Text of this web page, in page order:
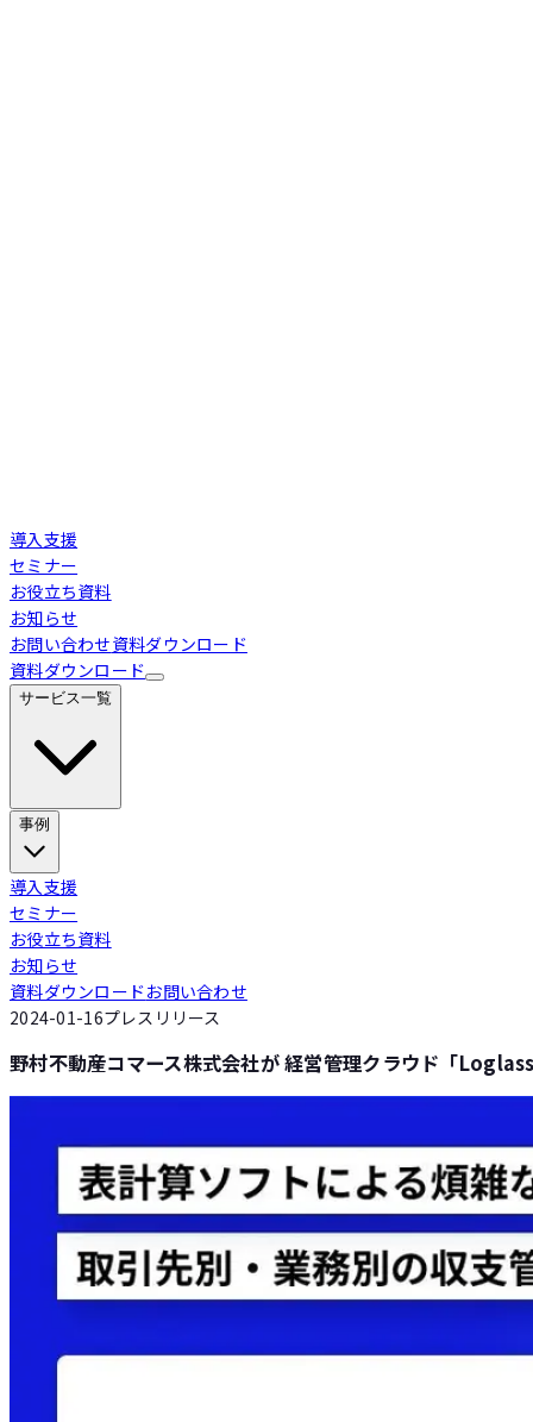
導入支援
セミナー
お役立ち資料
お知らせ
お問い合わせ資料ダウンロード
資料ダウンロード
サービス一覧
Loglass 経営管理
Loglass 人員計画
Loglass 設備投資計画
事例
導入事例
導入支援
セミナー
お役立ち資料
お知らせ
資料ダウンロードお問い合わせ
2024-01-16プレスリリース
野村不動産コマース株式会社が 経営管理クラウド「